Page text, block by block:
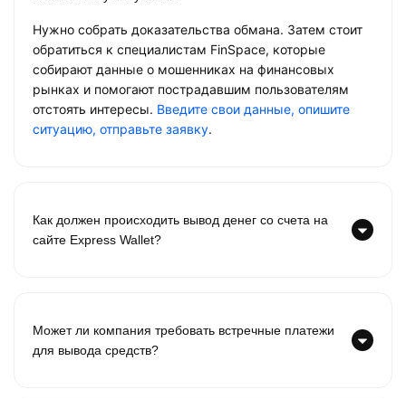
Нужно собрать доказательства обмана. Затем стоит
обратиться к специалистам FinSpace, которые
собирают данные о мошенниках на финансовых
рынках и помогают пострадавшим пользователям
отстоять интересы. Введите свои данные, опишите
ситуацию, отправьте заявку.
Как должен происходить вывод денег со счета на
сайте Express Wallet?
Может ли компания требовать встречные платежи
для вывода средств?